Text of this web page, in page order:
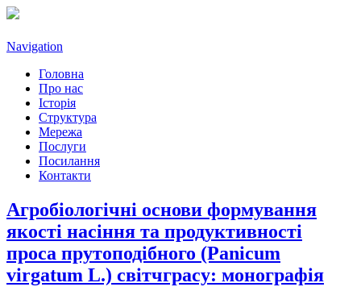
Navigation
Головна
Про нас
Історія
Структура
Мережа
Послуги
Посилання
Контакти
Агробіологічні основи формування
якості насіння та продуктивності
проса прутоподібного (Panicum
virgatum L.) світчграсу: монографія